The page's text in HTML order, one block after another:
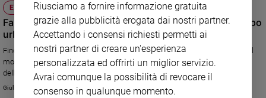
Redazione
EVENTO INTERNAZIONALE
Fabriano, quando la cultura diventa motore dello sviluppo
urbano
Fino al 15 giugno la cittadina marchigiana ospita delegati da 72 Paesi del
mondo per la tredicesima Conferenza annuale della rete Città creative
dell'Unesco. Fra gli eventi proposti, la mostra della "Madonna Benois",
celebre dipinto giovanile di Leonardo da Vinci.
Giulia Cerqueti
Riusciamo a fornire informazione gratuita
grazie alla pubblicità erogata dai nostri partner.
Accettando i consensi richiesti permetti ai
nostri partner di creare un'esperienza
personalizzata ed offrirti un miglior servizio.
Avrai comunque la possibilità di revocare il
consenso in qualunque momento.